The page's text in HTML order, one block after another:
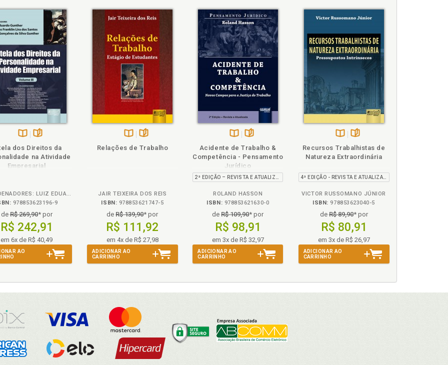
na
B.V.
páginas
dos Direitos da
na Atividade
Empresarial
COORDENADORES: LUIZ EDUARDO GUNTHER, WILLIANS FRANKLIN LIRA DOS SANTOS E NOELI GONÇALVES DA SILVA GUNTHER
978853623196-9
deR$ 269,90* por
R$ 242,91
em 6x de R$ 40,49
AO
Disponível
páginas
Relações de Trabalho
JAIR TEIXEIRA DOS REIS
ISBN: 978853621747-5
deR$ 139,90* por
R$ 111,92
em 4x de R$ 27,98
ADICIONAR AO
CARRINHO
Disponível
na
B.V.
páginas
Acidente de Trabalho &
Competência - Pensamento
Jurídico
2ª EDIÇÃO – REVISTA E ATUALIZADA
ROLAND HASSON
ISBN: 978853621630-0
deR$ 109,90* por
R$ 98,91
em 3x de R$ 32,97
ADICIONAR AO
CARRINHO
Disponível
na
páginas
Recursos Trabalhistas de
Natureza Extraordinária
4ª EDIÇÃO - REVISTA E ATUALIZADA
VICTOR RUSSOMANO JÚNIOR
ISBN: 978853623040-5
deR$ 89,90* por
R$ 80,91
em 3x de R$ 26,97
ADICIONAR AO
CARRINHO